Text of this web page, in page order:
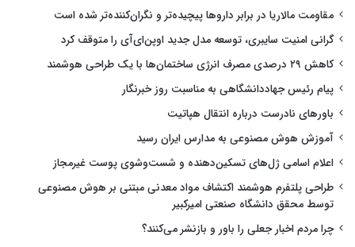
مقاومت مالاریا در برابر داروها پیچیده‌تر و نگران‌کننده‌تر شده است
گرانی امنیت سایبری، توسعه مدل جدید اوپن‌ای‌آی را متوقف کرد
کاهش ۲۹ درصدی مصرف انرژی ساختمان‌ها با یک طراحی هوشمند
پیام رئیس جهاددانشگاهی به مناسبت روز خبرنگار
باورهای نادرست درباره انتقال هپاتیت
آموزش هوش مصنوعی به مدارس ایران رسید
اعلام اسامی ژل‌های تسکین‌دهنده و شست‌وشوی پوست غیرمجاز
طراحی پلتفرم هوشمند اکتشاف مواد معدنی مبتنی بر هوش مصنوعی
توسط محقق دانشگاه صنعتی امیرکبیر
چرا مردم اخبار جعلی را باور و بازنشر می‌کنند؟